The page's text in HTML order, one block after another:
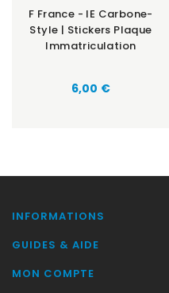
F France - IE Carbone-
Style | Stickers Plaque
Immatriculation
Prix
6,00 €
INFORMATIONS
GUIDES & AIDE
MON COMPTE